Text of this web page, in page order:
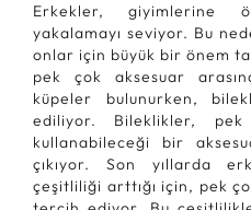
Erkekler, giyimlerine
yakalamayı seviyor. Bu
onlar için büyük bir önem
pek çok aksesuar
küpeler bulunurken,
ediliyor. Bileklikler,
kullanabileceği bir
çıkıyor. Son yıllarda
çeşitliliği arttığı için, pek